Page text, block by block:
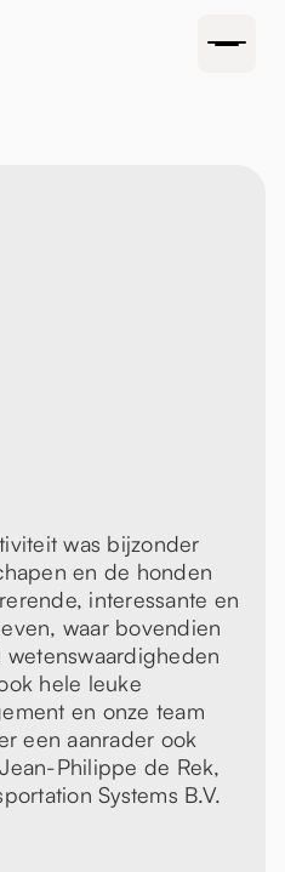
was bijzonder
en de honden
interessante en
waar bovendien
wetenswaardigheden
hele leuke
en onze team
een aanrader ook
Philippe de Rek,
Systems B.V.